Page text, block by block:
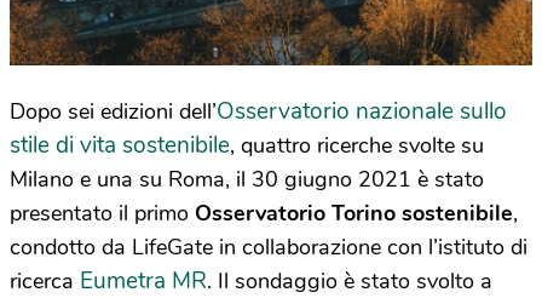
Dopo sei edizioni dell’Osservatorio nazionale sullo
stile di vita sostenibile, quattro ricerche svolte su
Milano e una su Roma, il 30 giugno 2021 è stato
presentato il primo Osservatorio Torino sostenibile,
condotto da LifeGate in collaborazione con l’istituto di
ricerca Eumetra MR. Il sondaggio è stato svolto a